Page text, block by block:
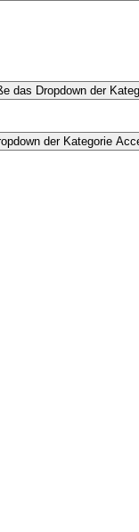
das Dropdown der
der Kategorie